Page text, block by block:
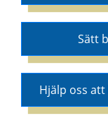
Sätt
Hjälp oss